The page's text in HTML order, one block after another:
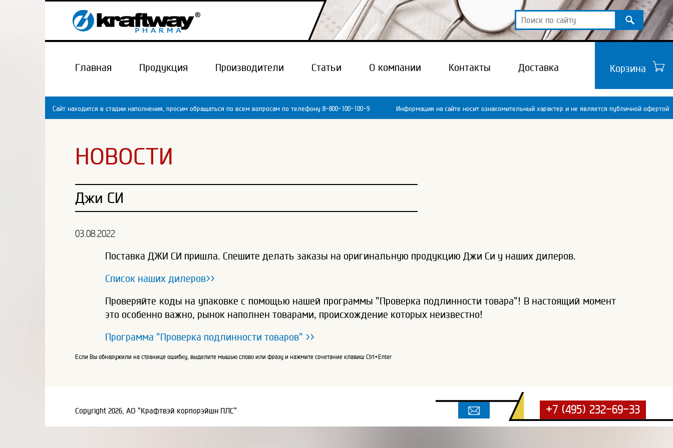
Главная Продукция Производители Статьи О компании Контакты Доставка Корзина
Сайт находится в стадии наполнения, просим обращаться по всем вопросам по телефону 8-800-100-100-9 Информация на сайте носит ознакомительный характер и не является публичной офертой
НОВОСТИ
Джи СИ
03.08.2022
Поставка ДЖИ СИ пришла. Спешите делать заказы на оригинальную продукцию Джи Си у наших дилеров.
Список наших дилеров>>
Проверяйте коды на упаковке с помощью нашей программы "Проверка подлинности товара"! В настоящий момент
это особенно важно, рынок наполнен товарами, происхождение которых неизвестно!
Программа "Проверка подлинности товаров" >>
Если Вы обнаружили на странице ошибку, выделите мышью слово или фразу и нажмите сочетание клавиш Ctrl+Enter
Copyright 2026, АО "Крафтвэй корпорэйшн ПЛС" +7 (495) 232-69-33